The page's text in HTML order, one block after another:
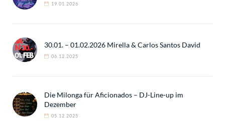
19.01.2026
30.01. – 01.02.2026 Mirella & Carlos Santos David
06.12.2025
Die Milonga für Aficionados – DJ-Line-up im
Dezember
05.12.2025